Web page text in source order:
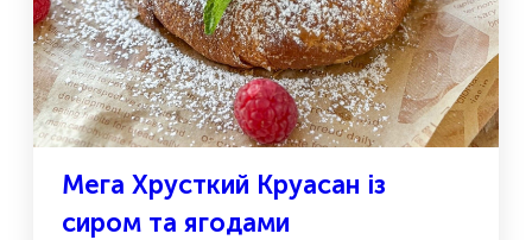
Мега Хрусткий Круасан із
сиром та ягодами